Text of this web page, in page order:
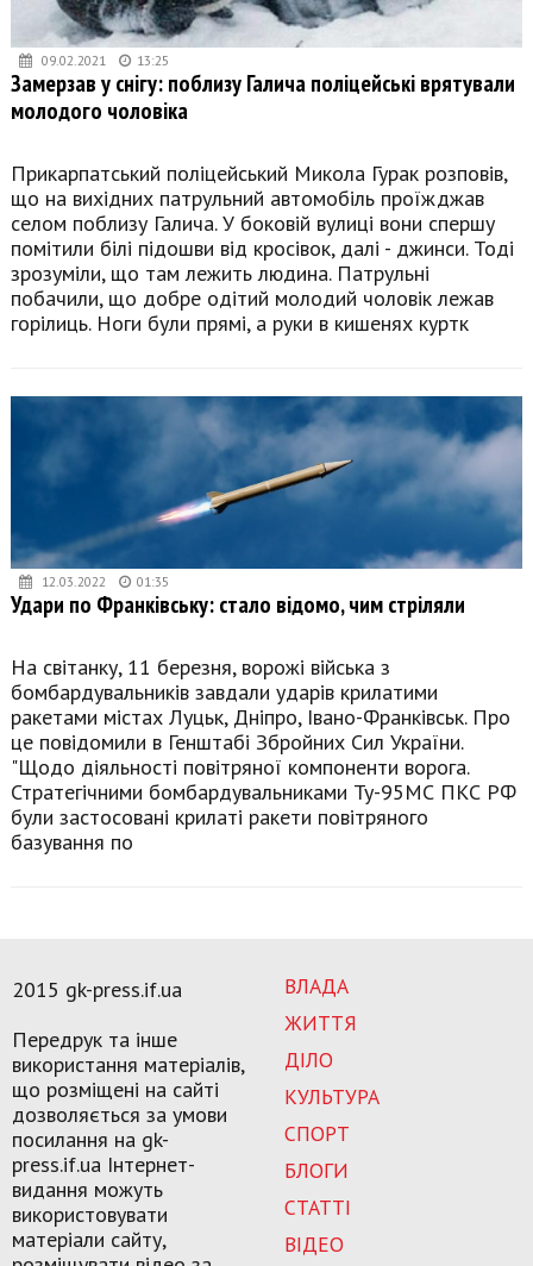
09.02.2021 13:25
Замерзав у снігу: поблизу Галича поліцейські врятували
молодого чоловіка
Прикарпатський поліцейський Микола Гурак розповів,
що на вихідних патрульний автомобіль проїжджав
селом поблизу Галича. У боковій вулиці вони спершу
помітили білі підошви від кросівок, далі - джинси. Тоді
зрозуміли, що там лежить людина. Патрульні
побачили, що добре одітий молодий чоловік лежав
горілиць. Ноги були прямі, а руки в кишенях куртк
12.03.2022 01:35
Удари по Франківську: стало відомо, чим стріляли
На світанку, 11 березня, ворожі війська з
бомбардувальників завдали ударів крилатими
ракетами містах Луцьк, Дніпро, Івано-Франківськ. Про
це повідомили в Генштабі Збройних Сил України.
"Щодо діяльності повітряної компоненти ворога.
Стратегічними бомбардувальниками Ту-95МС ПКС РФ
були застосовані крилаті ракети повітряного
базування по
ВЛАДА
ЖИТТЯ
ДІЛО
КУЛЬТУРА
СПОРТ
БЛОГИ
СТАТТІ
ВІДЕО
2015 gk-press.if.ua
Передрук та інше
використання матеріалів,
що розміщені на сайті
дозволяється за умови
посилання на gk-
press.if.ua Інтернет-
видання можуть
використовувати
матеріали сайту,